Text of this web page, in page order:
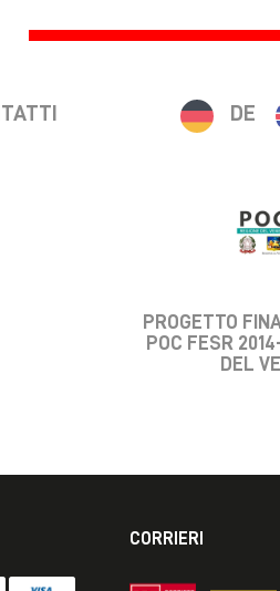
DE
PROGETTO
POC FESR
DEL
CORRIERI